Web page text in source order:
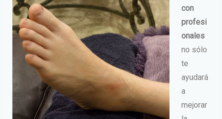
con
profesi
onales
no sólo
te
ayudará
a
mejorar